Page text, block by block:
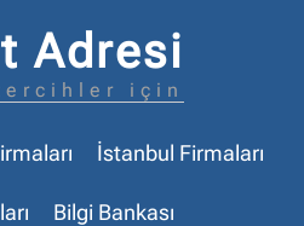
Adresi
için
İstanbul Firmaları
Bilgi Bankası